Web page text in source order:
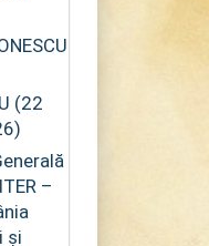
(22
–
și